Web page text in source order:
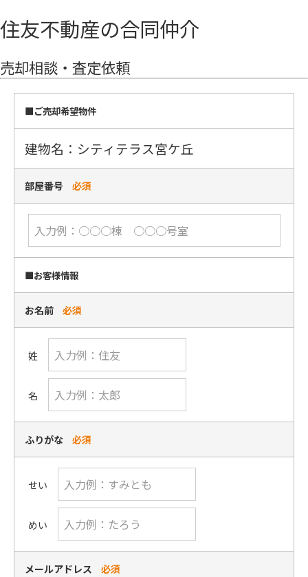
住友不動産の合同仲介
売却相談・査定依頼
■ご売却希望物件
建物名：シティテラス宮ケ丘
部屋番号 必須
■お客様情報
お名前 必須
姓
名
ふりがな 必須
せい
めい
メールアドレス 必須